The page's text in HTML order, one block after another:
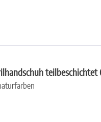
teilbeschichtet